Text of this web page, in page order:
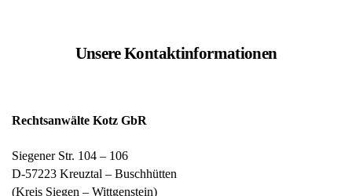
Unsere Kontaktinformationen
Rechtsanwälte Kotz GbR
Siegener Str. 104 – 106
D-57223 Kreuztal – Buschhütten
(Kreis Siegen – Wittgenstein)